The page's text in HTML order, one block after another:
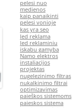
pelesi nuo
medienos
kaip panaikinti
pelesi vonioje
kas yra seo
led reklama
led reklaminiu
iskabu gamyba
Namo elektros
instaliacijos
projektas
nugelezinimo filtras
nukalkinimo filtrai
optimizavimas
paieškos sistemoms
paieskos sistema